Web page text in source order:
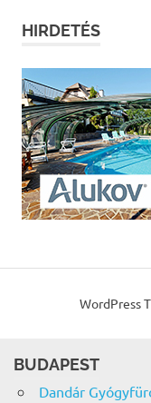
HIRDETÉS
WordPress
BUDAPEST
Dandár